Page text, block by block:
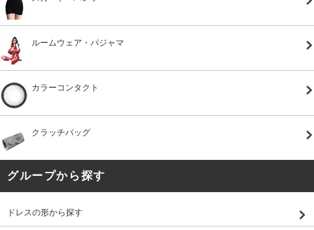
ルームウェア・パジャマ
カラーコンタクト
クラッチバッグ
グループから探す
ドレスの形から探す